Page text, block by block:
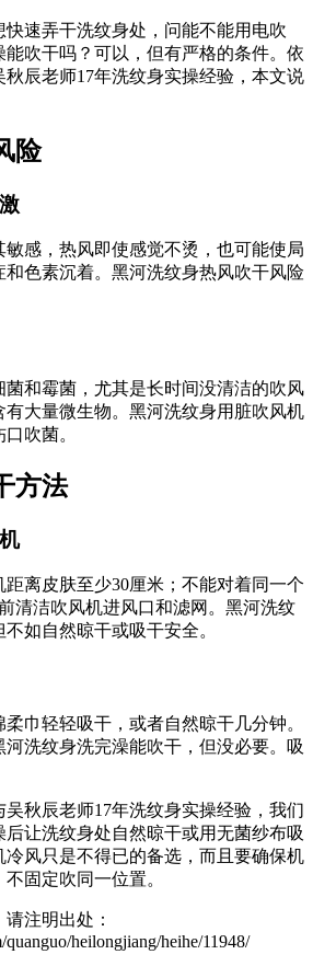
速弄干洗纹身处，问能不能用电吹
能吹干吗？可以，但有严格的条件。依
辰老师17年洗纹身实操经验，本文说
险
感，热风即使感觉不烫，也可能使局
色素沉着。黑河洗纹身热风吹干风险
菌和霉菌，尤其是长时间没清洁的吹风
大量微生物。黑河洗纹身用脏吹风机
吹菌。
方法
离皮肤至少30厘米；不能对着同一个
清洁吹风机进风口和滤网。黑河洗纹
如自然晾干或吸干安全。
巾轻轻吸干，或者自然晾干几分钟。
洗纹身洗完澡能吹干，但没必要。吸
秋辰老师17年洗纹身实操经验，我们
让洗纹身处自然晾干或用无菌纱布吸
风只是不得已的备选，而且要确保机
固定吹同一位置。
注明出处：
heilongjiang/heihe/11948/